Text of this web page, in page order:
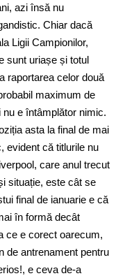
azi însă nu
Chiar dacă
Ligii Campionilor,
sunt uriașe și totul
raportarea celor două
maximum de
e întâmplător nimic.
asta la final de mai
evident că titlurile nu
care anul trecut
situație, este cât se
final de ianuarie e că
în formă decât
ce e corect oarecum,
de antrenament pentru
e ceva de-a